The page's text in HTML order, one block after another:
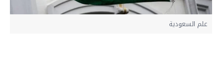
علم السعودية